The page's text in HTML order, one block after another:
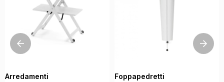
Arredamenti Foppapedretti